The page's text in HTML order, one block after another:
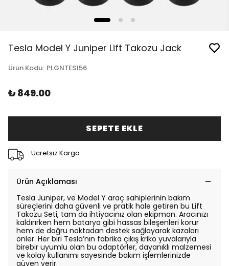
Tesla Model Y Juniper Lift Takozu Jack
Ürün Kodu: PLGNTES156
₺ 849.00
SEPETE EKLE
Ücretsiz Kargo
Ürün Açıklaması
Tesla Juniper, ve Model Y araç sahiplerinin bakım
süreçlerini daha güvenli ve pratik hale getiren bu Lift
Takozu Seti, tam da ihtiyacınız olan ekipman. Aracınızı
kaldırırken hem batarya gibi hassas bileşenleri korur
hem de doğru noktadan destek sağlayarak kazaları
önler. Her biri Tesla’nın fabrika çıkış kriko yuvalarıyla
birebir uyumlu olan bu adaptörler, dayanıklı malzemesi
ve kolay kullanımı sayesinde bakım işlemlerinizde
güven verir.